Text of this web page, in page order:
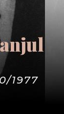
1977